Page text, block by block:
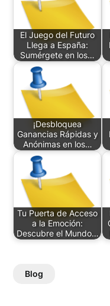
El Juego del Futuro
Llega a España:
Sumérgete en los…
¡Desbloquea
Ganancias Rápidas y
Anónimas en los…
Tu Puerta de Acceso
a la Emoción:
Descubre el Mundo…
Blog